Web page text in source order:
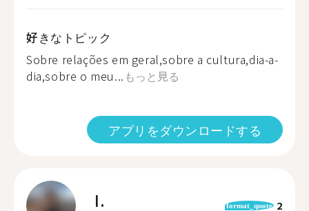
好きなトピック
Sobre relações em geral,sobre a cultura,dia-a-
dia,sobre o meu... もっと見る
アプリをダウンロードする
I. format_quote 2